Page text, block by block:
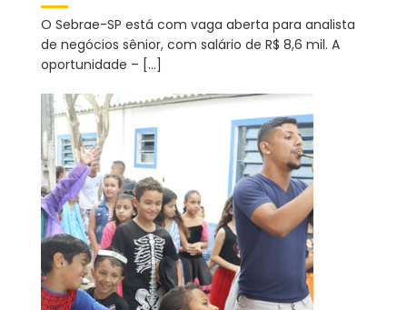
O Sebrae-SP está com vaga aberta para analista
de negócios sênior, com salário de R$ 8,6 mil. A
oportunidade – […]